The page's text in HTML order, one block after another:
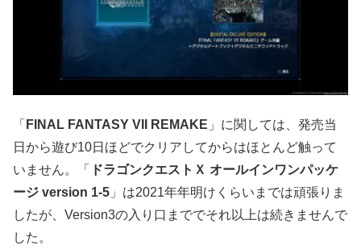
「 FINAL FANTASY VII REMAKE 」に関しては、発売当
日から遊び10日ほどでクリアしてからはほとんど触って
いません。「
ドラゴンクエストＸ オールインワンパッケ
ージ version 1-5 」は2021年年明けくらいまでは頑張りま
したが、Version3の入り口まででそれ以上は続きませんで
した。